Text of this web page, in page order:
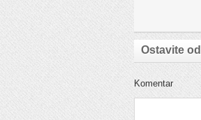
Ostavite
Komentar